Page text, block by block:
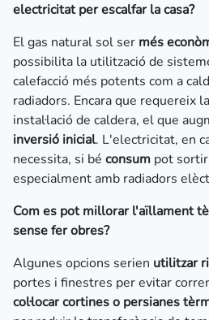
electricitat per escalfar la casa?
El gas natural sol ser més
possibilita la utilització de
calefacció més potents com a
radiadors. Encara que requereix la
instal·lació de caldera, el que
inversió inicial. L'electricitat, en
necessita, si bé consum pot sortir
especialment amb radiadors
Com es pot millorar l'aïllament
sense fer obres?
Algunes opcions serien utilitzar
portes i finestres per evitar
col·locar cortines o persianes